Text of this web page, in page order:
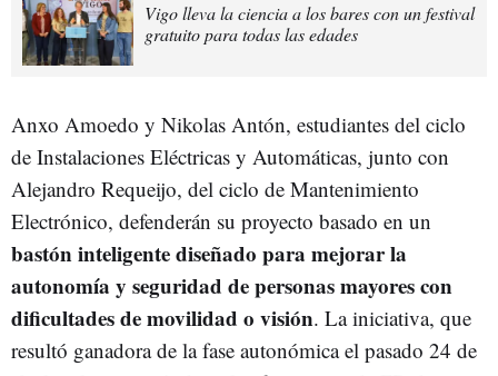
Vigo lleva la ciencia a los bares con un festival
gratuito para todas las edades
Anxo Amoedo y Nikolas Antón, estudiantes del ciclo
de Instalaciones Eléctricas y Automáticas, junto con
Alejandro Requeijo, del ciclo de Mantenimiento
Electrónico, defenderán su proyecto basado en un
bastón inteligente diseñado para mejorar la
autonomía y seguridad de personas mayores con
dificultades de movilidad o visión. La iniciativa, que
resultó ganadora de la fase autonómica el pasado 24 de